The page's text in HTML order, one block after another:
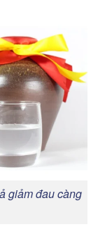
giảm đau càng